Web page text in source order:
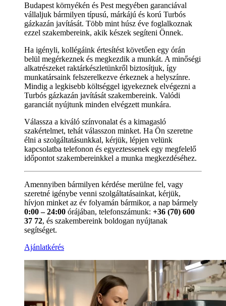
Budapest környékén és Pest megyében garanciával
vállaljuk bármilyen típusú, márkájú és korú Turbós
gázkazán javítását. Több mint húsz éve foglalkoznak
ezzel szakembereink, akik készek segíteni Önnek.
Ha igényli, kollégáink értesítést követően egy órán
belül megérkeznek és megkezdik a munkát. A minőségi
alkatrészeket raktárkészletünkről biztosítjuk, így
munkatársaink felszerelkezve érkeznek a helyszínre.
Mindig a legkisebb költséggel igyekeznek elvégezni a
Turbós gázkazán javítását szakembereink. Valódi
garanciát nyújtunk minden elvégzett munkára.
Válassza a kiváló színvonalat és a kimagasló
szakértelmet, tehát válasszon minket. Ha Ön szeretne
élni a szolgáltatásunkkal, kérjük, lépjen velünk
kapcsolatba telefonon és egyeztessenek egy megfelelő
időpontot szakembereinkkel a munka megkezdéséhez.
Amennyiben bármilyen kérdése merülne fel, vagy
szeretné igénybe venni szolgáltatásainkat, kérjük,
hívjon minket az év folyamán bármikor, a nap bármely
0:00 – 24:00 órájában, telefonszámunk: +36 (70) 600
37 72, és szakembereink boldogan nyújtanak
segítséget.
Ajánlatkérés